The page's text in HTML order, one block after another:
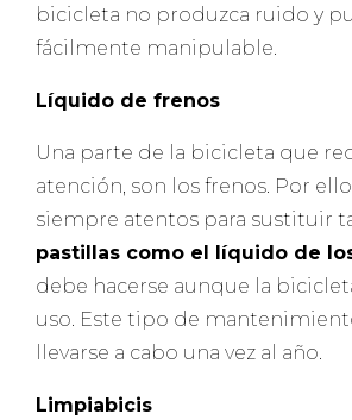
bicicleta no produzca ruido y
fácilmente manipulable.
Líquido de frenos
Una parte de la bicicleta que
atención, son los frenos. Por
siempre atentos para sustituir
pastillas como el líquido de
debe hacerse aunque la
uso. Este tipo de
llevarse a cabo una vez al año.
Limpiabicis